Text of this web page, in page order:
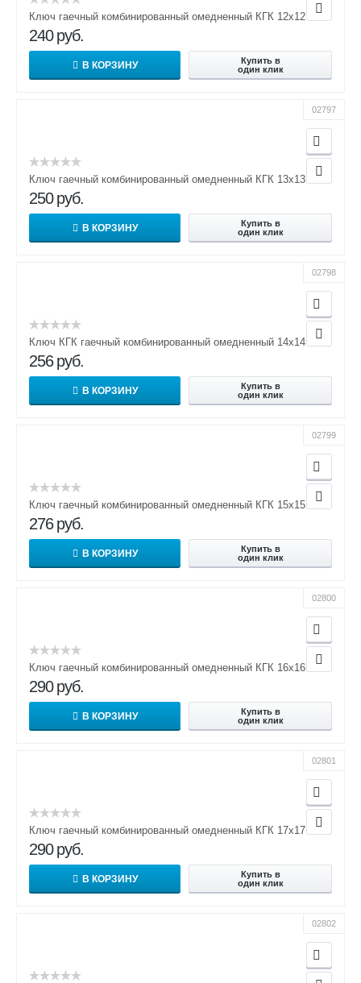
Ключ гаечный комбинированный омедненный КГК 12х12
240 руб.
В КОРЗИНУ
Купить в
один клик
02797
Ключ гаечный комбинированный омедненный КГК 13х13
250 руб.
В КОРЗИНУ
Купить в
один клик
02798
Ключ КГК гаечный комбинированный омедненный 14х14
256 руб.
В КОРЗИНУ
Купить в
один клик
02799
Ключ гаечный комбинированный омедненный КГК 15х15
276 руб.
В КОРЗИНУ
Купить в
один клик
02800
Ключ гаечный комбинированный омедненный КГК 16х16
290 руб.
В КОРЗИНУ
Купить в
один клик
02801
Ключ гаечный комбинированный омедненный КГК 17х17
290 руб.
В КОРЗИНУ
Купить в
один клик
02802